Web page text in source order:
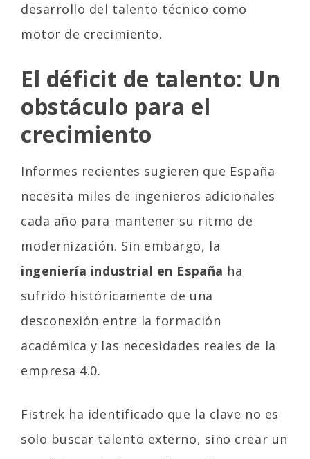
desarrollo del talento técnico como
motor de crecimiento.
El déficit de talento: Un
obstáculo para el
crecimiento
Informes recientes sugieren que España
necesita miles de ingenieros adicionales
cada año para mantener su ritmo de
modernización. Sin embargo, la
ingeniería industrial en España ha
sufrido históricamente de una
desconexión entre la formación
académica y las necesidades reales de la
empresa 4.0.
Fistrek ha identificado que la clave no es
solo buscar talento externo, sino crear un